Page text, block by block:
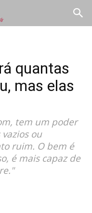
quantas
mas elas
tem um poder
ou
ruim. O bem é
é mais capaz de